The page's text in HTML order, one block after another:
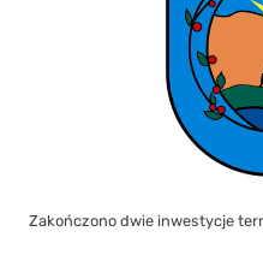
Zakończono dwie inwestycje